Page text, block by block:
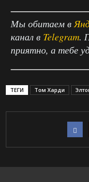
Мы обитаем в
канал в Telegram.
приятно, а тебе
ТЕГИ Том Харди